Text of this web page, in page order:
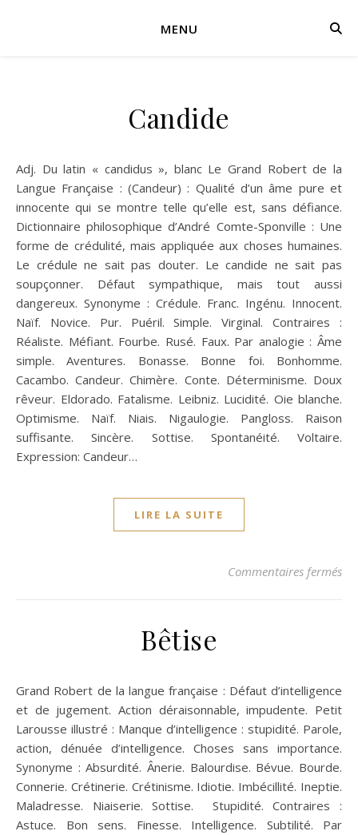
MENU
Candide
Adj. Du latin « candidus », blanc Le Grand Robert de la
Langue Française : (Candeur) : Qualité d’un âme pure et
innocente qui se montre telle qu’elle est, sans défiance.
Dictionnaire philosophique d’André Comte-Sponville : Une
forme de crédulité, mais appliquée aux choses humaines.
Le crédule ne sait pas douter. Le candide ne sait pas
soupçonner. Défaut sympathique, mais tout aussi
dangereux. Synonyme : Crédule. Franc. Ingénu. Innocent.
Naïf. Novice. Pur. Puéril. Simple. Virginal. Contraires :
Réaliste. Méfiant. Fourbe. Rusé. Faux. Par analogie : Âme
simple. Aventures. Bonasse. Bonne foi. Bonhomme.
Cacambo. Candeur. Chimère. Conte. Déterminisme. Doux
rêveur. Eldorado. Fatalisme. Leibniz. Lucidité. Oie blanche.
Optimisme. Naïf. Niais. Nigaulogie. Pangloss. Raison
suffisante. Sincère. Sottise. Spontanéité. Voltaire.
Expression: Candeur…
LIRE LA SUITE
Commentaires fermés
Bêtise
Grand Robert de la langue française : Défaut d’intelligence
et de jugement. Action déraisonnable, impudente. Petit
Larousse illustré : Manque d’intelligence : stupidité. Parole,
action, dénuée d’intelligence. Choses sans importance.
Synonyme : Absurdité. Ânerie. Balourdise. Bévue. Bourde.
Connerie. Crétinerie. Crétinisme. Idiotie. Imbécillité. Ineptie.
Maladresse. Niaiserie. Sottise. Stupidité. Contraires :
Astuce. Bon sens. Finesse. Intelligence. Subtilité. Par